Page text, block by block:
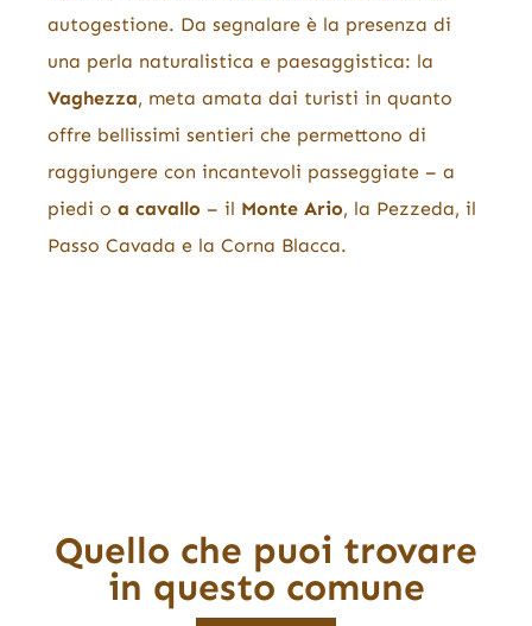
autogestione. Da segnalare è la presenza di
una perla naturalistica e paesaggistica: la
Vaghezza, meta amata dai turisti in quanto
offre bellissimi sentieri che permettono di
raggiungere con incantevoli passeggiate – a
piedi o a cavallo – il Monte Ario, la Pezzeda, il
Passo Cavada e la Corna Blacca.
Quello che puoi trovare
in questo comune